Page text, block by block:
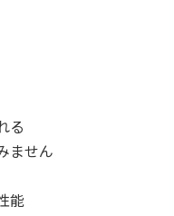
る
ません
能